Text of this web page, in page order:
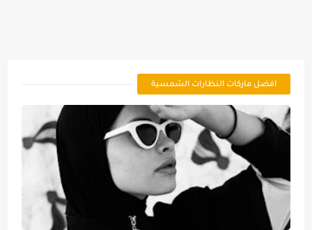
افضل ماركات النظارات الشمسية